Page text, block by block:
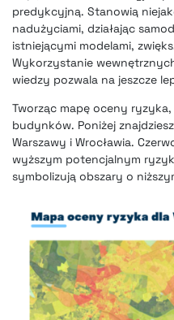
predykcyjną. Stanowią
nadużyciami, działając
istniejącymi modelami,
Wykorzystanie
wiedzy pozwala na jeszcze
Tworząc mapę oceny
budynków. Poniżej
Warszawy i Wrocławia.
wyższym potencjalnym
symbolizują obszary o